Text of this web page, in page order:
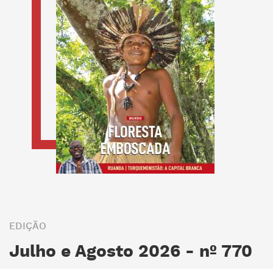
EDIÇÃO
Julho e Agosto 2026 - nº 770